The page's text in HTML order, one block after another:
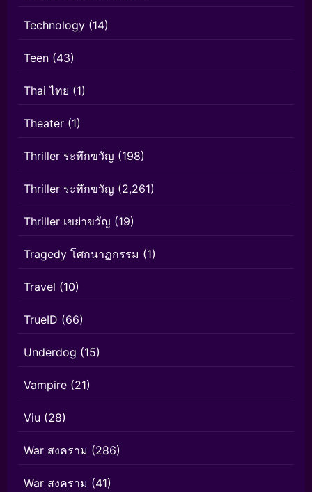
Technology (14)
Teen (43)
Thai ไทย (1)
Theater (1)
Thriller ระทึกขวัญ (198)
Thriller ระทึกขวัญ (2,261)
Thriller เขย่าขวัญ (19)
Tragedy โศกนาฏกรรม (1)
Travel (10)
TrueID (66)
Underdog (15)
Vampire (21)
Viu (28)
War สงคราม (286)
War สงคราม (41)